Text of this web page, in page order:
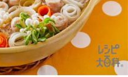
ゴーヤ